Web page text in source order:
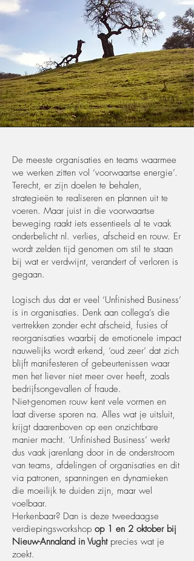
De meeste organisaties en teams waarmee
we werken zitten vol ‘voorwaartse energie’.
Terecht, er zijn doelen te behalen,
strategieën te realiseren en plannen uit te
voeren. Maar juist in die voorwaartse
beweging raakt iets essentieels al te vaak
onderbelicht nl. verlies, afscheid en rouw. Er
wordt zelden tijd genomen om stil te staan
bij wat er verdwijnt, verandert of verloren is
gegaan.
Logisch dus dat er veel ‘Unfinished Business’
is in organisaties. Denk aan collega’s die
vertrekken zonder echt afscheid, fusies of
reorganisaties waarbij de emotionele impact
nauwelijks wordt erkend, ‘oud zeer’ dat zich
blijft manifesteren of gebeurtenissen waar
men het liever niet meer over heeft, zoals
bedrijfsongevallen of fraude.
Niet-genomen rouw kent vele vormen en
laat diverse sporen na. Alles wat je uitsluit,
krijgt daarenboven op een onzichtbare
manier macht. ‘Unfinished Business’ werkt
dus vaak jarenlang door in de onderstroom
van teams, afdelingen of organisaties en dit
via patronen, spanningen en dynamieken
die moeilijk te duiden zijn, maar wel
voelbaar.
Herkenbaar? Dan is deze tweedaagse
verdiepingsworkshop op 1 en 2 oktober bij
Nieuw-Annaland in Vught precies wat je
zoekt.